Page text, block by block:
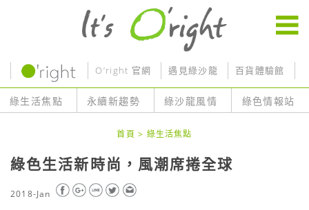
O’right 官網 遇見綠沙龍 百貨體驗館
綠生活焦點 永續新趨勢 綠沙龍風情 綠色情報站
首頁 > 綠生活焦點
綠色生活新時尚，風潮席捲全球
2018-Jan